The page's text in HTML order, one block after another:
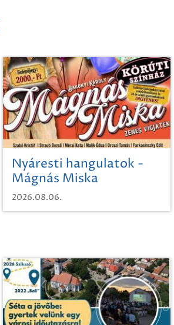
Nyáresti hangulatok -
Mágnás Miska
2026.08.06.